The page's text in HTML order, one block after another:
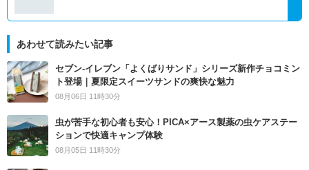
あわせて読みたい記事
セブン‐イレブン「よくばりサンド」シリーズ新作チョコミン
ト登場｜夏限定スイーツサンドの爽快な魅力
08月06日 11時30分
虫が苦手な初心者も安心！PICA×アース製薬の虫ケアステー
ションで快適キャンプ体験
08月05日 11時30分